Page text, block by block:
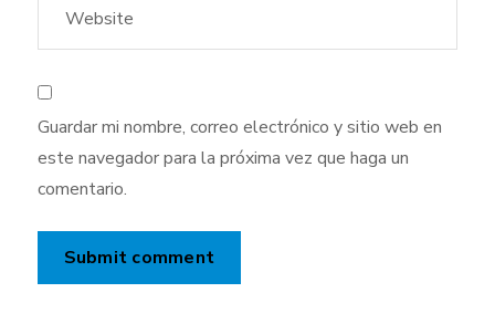
Guardar mi nombre, correo electrónico y sitio web en
este navegador para la próxima vez que haga un
comentario.